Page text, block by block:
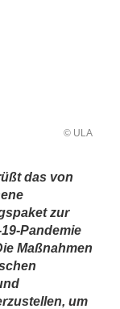
© ULA
das von
zur
Pandemie
Maßnahmen
um